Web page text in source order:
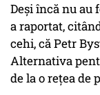
Deși încă nu au
a raportat,
cehi, că Petr
Alternativa
de la o rețea de